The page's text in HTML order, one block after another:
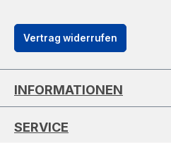
Vertrag widerrufen
INFORMATIONEN
SERVICE